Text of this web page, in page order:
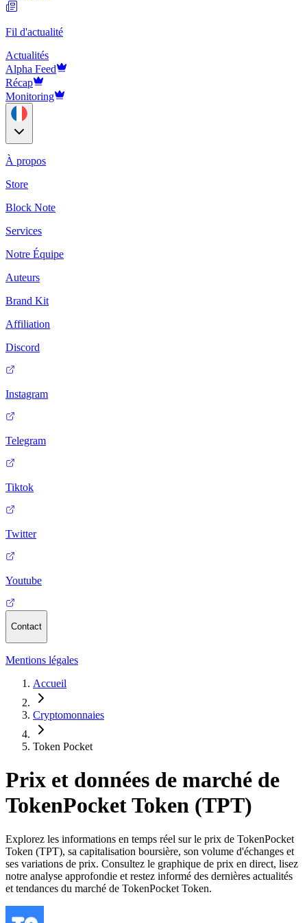
Fil d'actualité
Actualités
Alpha Feed
Récap
Monitoring
À propos
Store
Block Note
Services
Notre Équipe
Auteurs
Brand Kit
Affiliation
Discord
Instagram
Telegram
Tiktok
Twitter
Youtube
Contact
Mentions légales
Accueil
Cryptomonnaies
Token Pocket
Prix et données de marché de
TokenPocket Token (TPT)
Explorez les informations en temps réel sur le prix de TokenPocket
Token (TPT), sa capitalisation boursière, son volume d'échanges et
ses variations de prix. Consultez le graphique de prix en direct, lisez
notre analyse approfondie et restez informé des dernières actualités
et tendances du marché de TokenPocket Token.